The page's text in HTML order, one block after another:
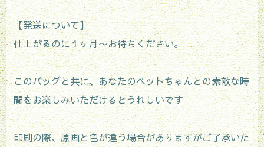
【発送について】
仕上がるのに１ヶ月〜お待ちください。
このバッグと共に、あなたのペットちゃんとの素敵な時
間をお楽しみいただけるとうれしいです
印刷の際、原画と色が違う場合がありますがご了承いた